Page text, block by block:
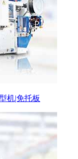
机|免托板